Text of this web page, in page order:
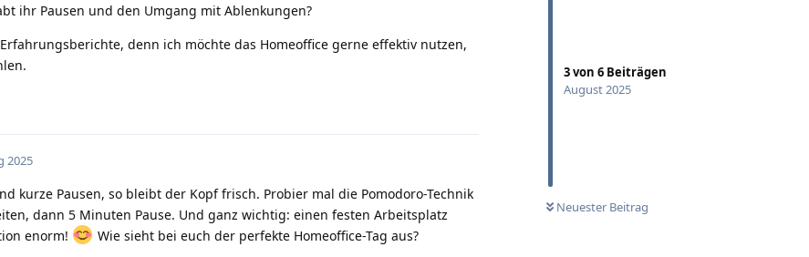
3von 6 Beiträgen
August 2025
Neuester Beitrag
ihr Pausen und den Umgang mit Ablenkungen?
denn ich möchte das Homeoffice gerne effektiv nutzen,
2025
kurze Pausen, so bleibt der Kopf frisch. Probier mal die Pomodoro-Technik
dann 5 Minuten Pause. Und ganz wichtig: einen festen Arbeitsplatz
enorm!
Wie sieht bei euch der perfekte Homeoffice-Tag aus?